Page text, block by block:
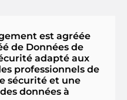
est agréée
de Données de
adapté aux
professionnels de
sécurité et une
données à